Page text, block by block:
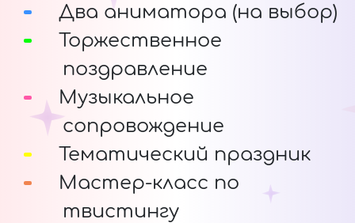
Два аниматора (на выбор)
Торжественное
поздравление
Музыкальное
сопровождение
Тематический праздник
Мастер-класс по
твистингу